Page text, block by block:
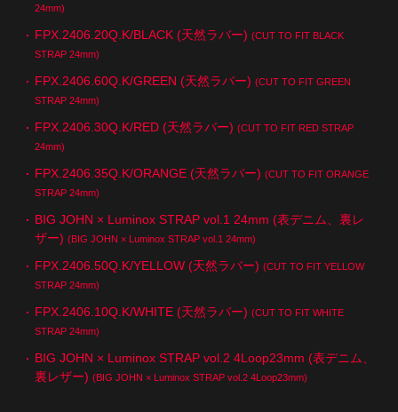
24mm)
FPX.2406.20Q.K/BLACK (天然ラバー) (CUT TO FIT BLACK
STRAP 24mm)
FPX.2406.60Q.K/GREEN (天然ラバー) (CUT TO FIT GREEN
STRAP 24mm)
FPX.2406.30Q.K/RED (天然ラバー) (CUT TO FIT RED STRAP
24mm)
FPX.2406.35Q.K/ORANGE (天然ラバー) (CUT TO FIT ORANGE
STRAP 24mm)
BIG JOHN × Luminox STRAP vol.1 24mm (表デニム、裏レ
ザー) (BIG JOHN × Luminox STRAP vol.1 24mm)
FPX.2406.50Q.K/YELLOW (天然ラバー) (CUT TO FIT YELLOW
STRAP 24mm)
FPX.2406.10Q.K/WHITE (天然ラバー) (CUT TO FIT WHITE
STRAP 24mm)
BIG JOHN × Luminox STRAP vol.2 4Loop23mm (表デニム、
裏レザー) (BIG JOHN × Luminox STRAP vol.2 4Loop23mm)